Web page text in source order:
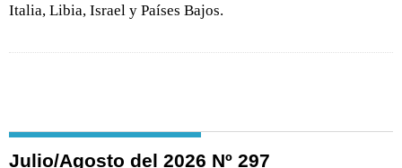
Italia, Libia, Israel y Países Bajos.
Julio/Agosto del 2026 Nº 297